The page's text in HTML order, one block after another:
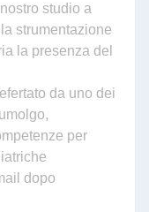
studio a
strumentazione
la presenza del
da uno dei
per
dopo